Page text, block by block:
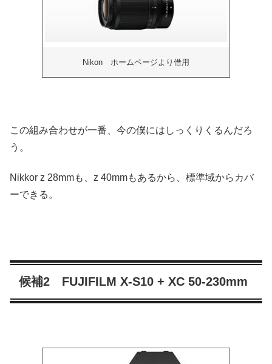
Nikon ホームページより借用
この組み合わせが一番、今の僕にはしっくりくるんだろ
う。
Nikkor z 28mmも、z 40mmもあるから、標準域からカバ
ーできる。
候補2 FUJIFILM X-S10 + XC 50-230mm